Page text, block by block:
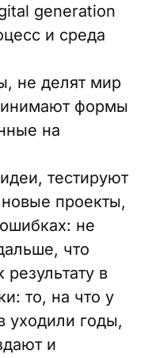
generation
и среда
не делят мир
формы
на
тестируют
проекты,
не
что
результату в
то, на что у
уходили годы,
и